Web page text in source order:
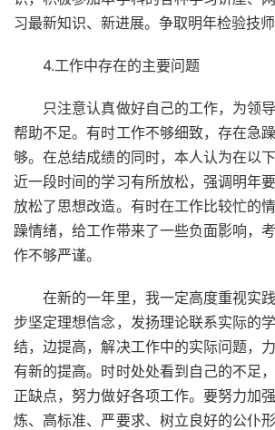
习最新知识、新进展。争取明年检验技师
4.工作中存在的主要问题
只注意认真做好自己的工作，为领
帮助不足。有时工作不够细致，存在急
够。在总结成绩的同时，本人认为在以
近一段时间的学习有所放松，强调明年
放松了思想改造。有时在工作比较忙的
躁情绪，给工作带来了一些负面影响，
作不够严谨。
在新的一年里，我一定高度重视实
步坚定理想信念，发扬理论联系实际的
结，边提高，解决工作中的实际问题，
有新的提高。时时处处看到自己的不足
正缺点，努力做好各项工作。要努力加
炼、高标准、严要求、树立良好的公仆